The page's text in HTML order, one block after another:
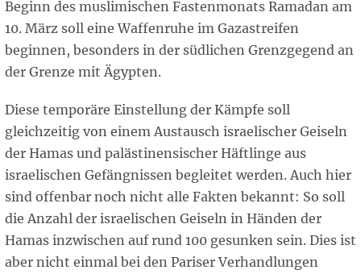
Beginn des muslimischen Fastenmonats Ramadan am
10. März soll eine Waffenruhe im Gazastreifen
beginnen, besonders in der südlichen Grenzgegend an
der Grenze mit Ägypten.
Diese temporäre Einstellung der Kämpfe soll
gleichzeitig von einem Austausch israelischer Geiseln
der Hamas und palästinensischer Häftlinge aus
israelischen Gefängnissen begleitet werden. Auch hier
sind offenbar noch nicht alle Fakten bekannt: So soll
die Anzahl der israelischen Geiseln in Händen der
Hamas inzwischen auf rund 100 gesunken sein. Dies ist
aber nicht einmal bei den Pariser Verhandlungen